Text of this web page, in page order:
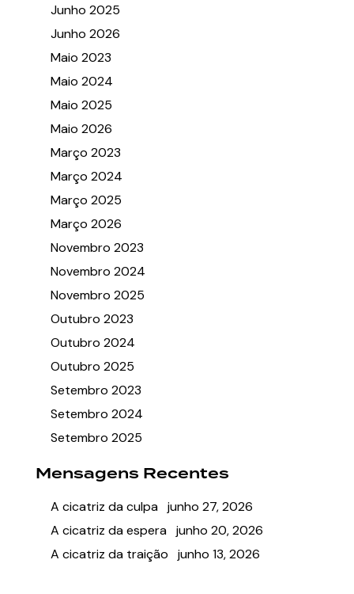
Junho 2025
Junho 2026
Maio 2023
Maio 2024
Maio 2025
Maio 2026
Março 2023
Março 2024
Março 2025
Março 2026
Novembro 2023
Novembro 2024
Novembro 2025
Outubro 2023
Outubro 2024
Outubro 2025
Setembro 2023
Setembro 2024
Setembro 2025
Mensagens Recentes
A cicatriz da culpa junho 27, 2026
A cicatriz da espera junho 20, 2026
A cicatriz da traição
junho 13, 2026